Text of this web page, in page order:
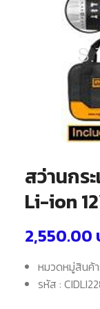
สว่านกร
Li-ion
2,550.00
หมวดหมู่สินค้
รหัส :